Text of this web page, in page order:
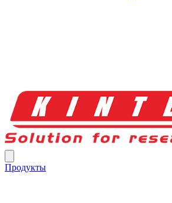
Продукты